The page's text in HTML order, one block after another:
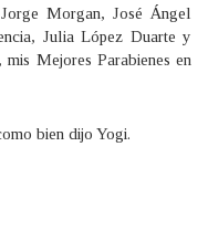
Morgan, José Ángel
Julia López Duarte y
Mejores Parabienes en
bien dijo Yogi.